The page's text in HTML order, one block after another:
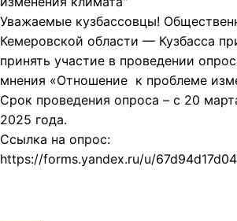
Уважаемые кузбассовцы!
Кемеровской области — Кузбасса
принять участие в проведении
мнения «Отношение к проблеме
Срок проведения опроса – с 20
2025 года.
Ссылка на опрос:
https://forms.yandex.ru/u/